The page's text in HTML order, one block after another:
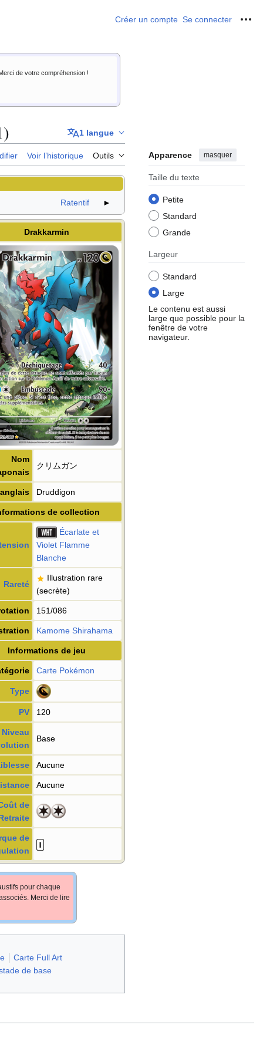
Créer un compte Se connecter Outils
de votre compréhension !
1 langue
Voir l’historique Outils Apparence masquer
Taille du texte
Petite
Standard
Grande
Largeur
Standard
Large
Le contenu est aussi
large que possible pour la
fenêtre de votre
navigateur.
Ratentif ►
Drakkarmin
Nom
クリムガン
Druddigon
de collection
Écarlate et
Violet Flamme
Blanche
Rareté
Illustration rare
(secrète)
151/086
Kamome Shirahama
Informations de jeu
Carte Pokémon
Type
PV 120
Niveau
Base
Aucune
Aucune
de
de
pour chaque
Merci de lire
Carte Full Art
de base